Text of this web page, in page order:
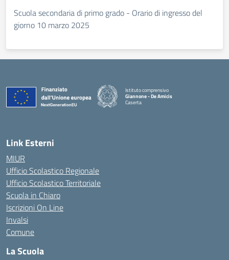
Scuola secondaria di primo grado - Orario di ingresso del
giorno 10 marzo 2025
Istituto comprensivo
Giannone - De Amicis
Caserta
Link Esterni
MIUR
Ufficio Scolastico Regionale
Ufficio Scolastico Territoriale
Scuola in Chiaro
Iscrizioni On Line
Invalsi
Comune
La Scuola